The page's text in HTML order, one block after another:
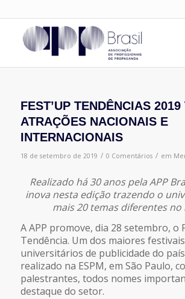
FEST’UP TENDÊNCIAS 2019
ATRAÇÕES NACIONAIS E
INTERNACIONAIS
18 de setembro de 2019 / 0 Comentários / em
Realizado há 30 anos pela APP
inova nesta edição trazendo o
mais 20 temas diferentes no
A APP promove, dia 28 setembro, o
Tendência. Um dos maiores festivais
universitários de publicidade do
realizado na ESPM, em São Paulo,
palestrantes, todos nomes
destaque do setor.